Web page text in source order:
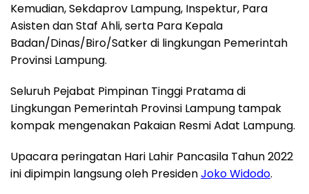
Kemudian, Sekdaprov Lampung, Inspektur, Para
Asisten dan Staf Ahli, serta Para Kepala
Badan/Dinas/Biro/Satker di lingkungan Pemerintah
Provinsi Lampung.
Seluruh Pejabat Pimpinan Tinggi Pratama di
Lingkungan Pemerintah Provinsi Lampung tampak
kompak mengenakan Pakaian Resmi Adat Lampung.
Upacara peringatan Hari Lahir Pancasila Tahun 2022
ini dipimpin langsung oleh PresidenJoko Widodo.